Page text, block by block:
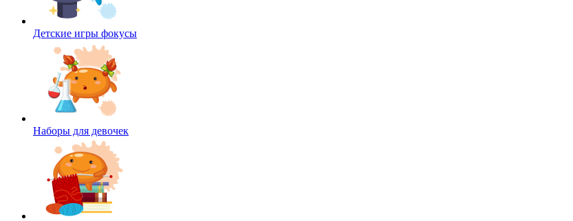
Детские игры фокусы
Наборы для девочек